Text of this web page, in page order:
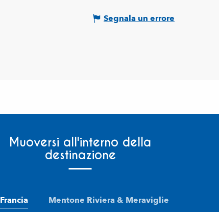
Segnala un errore
Muoversi all'interno della
destinazione
Francia Mentone Riviera & Meraviglie